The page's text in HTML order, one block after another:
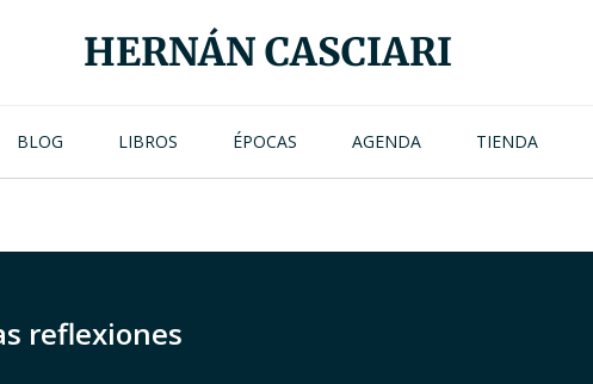
HERNÁN CASCIARI
BLOG LIBROS ÉPOCAS AGENDA TIENDA
reflexiones